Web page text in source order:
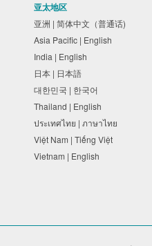
亚太地区
亚洲 | 简体中文（普通话)
Asia Pacific | English
India | English
日本 | 日本語
대한민국 | 한국어
Thailand | English
ประเทศไทย | ภาษาไทย
Việt Nam | Tiếng Việt
Vietnam | English